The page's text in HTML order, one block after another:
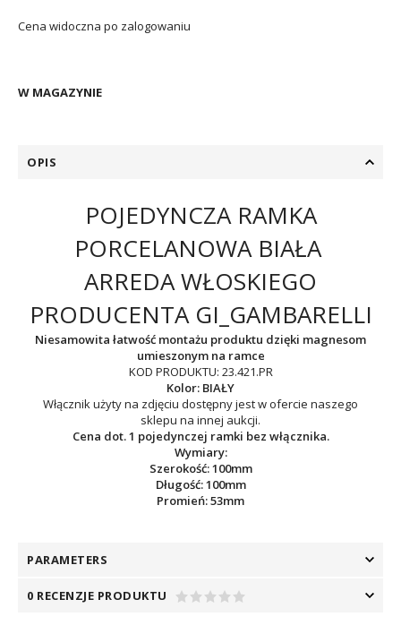
Cena widoczna po zalogowaniu
W MAGAZYNIE
OPIS
POJEDYNCZA RAMKA
PORCELANOWA BIAŁA
ARREDA WŁOSKIEGO
PRODUCENTA GI_GAMBARELLI
Niesamowita łatwość montażu produktu dzięki magnesom
umieszonym na ramce
KOD PRODUKTU: 23.421.PR
Kolor: BIAŁY
Włącznik użyty na zdjęciu dostępny jest w ofercie naszego
sklepu na innej aukcji.
Cena dot. 1 pojedynczej ramki bez włącznika.
Wymiary:
Szerokość: 100mm
Długość: 100mm
Promień: 53mm
PARAMETERS
0 RECENZJE PRODUKTU